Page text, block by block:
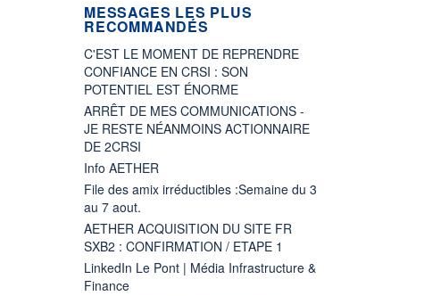
MESSAGES LES PLUS
RECOMMANDÉS
C'EST LE MOMENT DE REPRENDRE
CONFIANCE EN CRSI : SON
POTENTIEL EST ÉNORME
ARRÊT DE MES COMMUNICATIONS -
JE RESTE NÉANMOINS ACTIONNAIRE
DE 2CRSI
Info AETHER
File des amix irréductibles :Semaine du 3
au 7 aout.
AETHER ACQUISITION DU SITE FR
SXB2 : CONFIRMATION / ETAPE 1
LinkedIn Le Pont | Média Infrastructure &
Finance